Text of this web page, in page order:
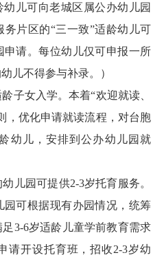
幼儿可向老城区属公办幼儿园
片区的“三一致”适龄幼儿可
申请。每位幼儿仅可申报一所
儿不得参与补录。）
女入学。本着“欢迎就读、
，优化申请就读流程，对台胞
幼儿，安排到公办幼儿园就
园可提供2-3岁托育服务。
可根据现有办园情况，统筹
3-6岁适龄儿童学前教育需求
请开设托育班，招收2-3岁幼